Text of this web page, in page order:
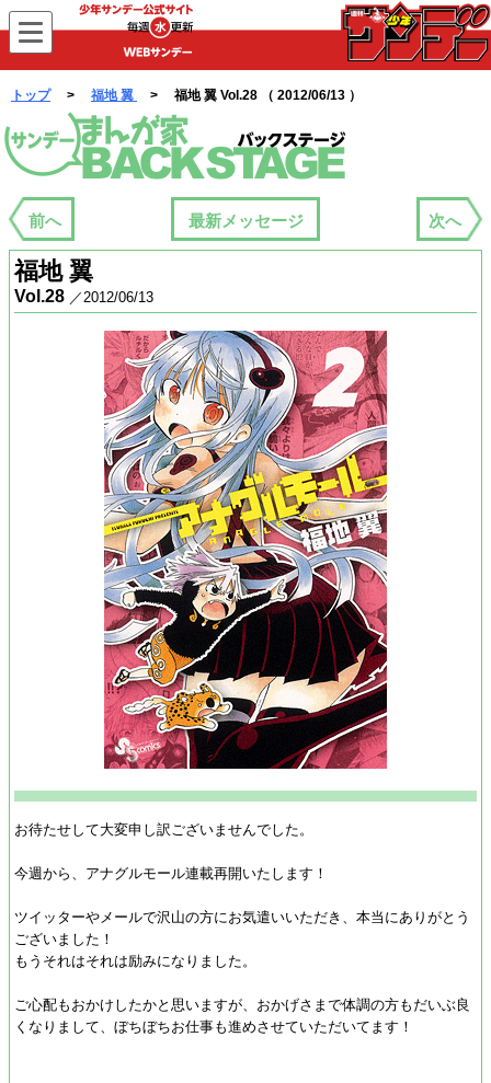
WEBサンデー
トップ> 福地 翼 > 福地 翼 Vol.28 （ 2012/06/13 ）
まんが家バックステージ
前へ 最新メッセージ 次へ
福地 翼
Vol.28 ／2012/06/13
お待たせして大変申し訳ございませんでした。
今週から、アナグルモール連載再開いたします！
ツイッターやメールで沢山の方にお気遣いいただき、本当にありがとう
ございました！
もうそれはそれは励みになりました。
ご心配もおかけしたかと思いますが、おかげさまで体調の方もだいぶ良
くなりまして、ぼちぼちお仕事も進めさせていただいてます！